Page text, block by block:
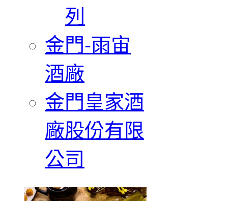
列
金門-雨宙
酒廠
金門皇家酒
廠股份有限
公司